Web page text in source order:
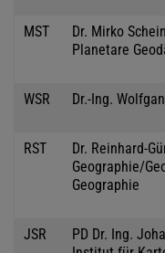
MST
Dr. Mirko
Planetare
WSR Dr.-Ing.
RST
Dr. Reinhard-
Geographie/
Geographie
JSR
PD Dr. Ing.